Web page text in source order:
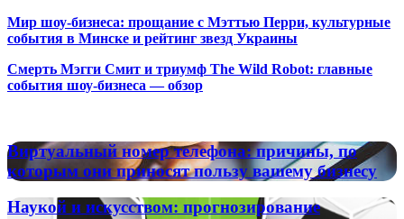
Мир шоу-бизнеса: прощание с Мэттью Перри, культурные
события в Минске и рейтинг звезд Украины
Смерть Мэгги Смит и триумф The Wild Robot: главные
события шоу-бизнеса — обзор
Виртуальный
номер
телефона:
причины,
по
Виртуальный номер телефона: причины, по
которым они приносят пользу вашему бизнесу
Наукой
Наукой и искусством: прогнозирование